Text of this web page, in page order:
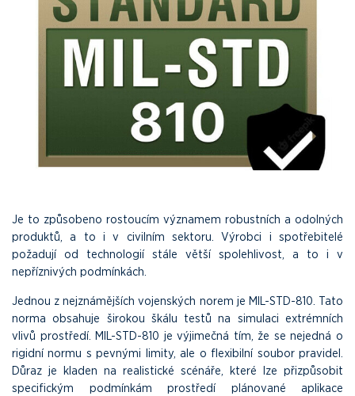
Je to způsobeno rostoucím významem robustních a odolných
produktů, a to i v civilním sektoru. Výrobci i spotřebitelé
požadují od technologií stále větší spolehlivost, a to i v
nepříznivých podmínkách.
Jednou z nejznámějších vojenských norem je MIL-STD-810. Tato
norma obsahuje širokou škálu testů na simulaci extrémních
vlivů prostředí. MIL-STD-810 je výjimečná tím, že se nejedná o
rigidní normu s pevnými limity, ale o flexibilní soubor pravidel.
Důraz je kladen na realistické scénáře, které lze přizpůsobit
specifickým podmínkám prostředí plánované aplikace